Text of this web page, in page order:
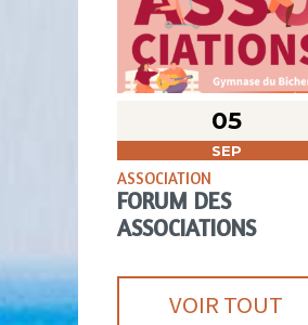
05
SEP
ASSOCIATION
FORUM DES
ASSOCIATIONS
VOIR TOUT